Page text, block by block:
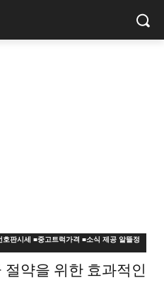
판시세 ■중고트럭가격 ■소식 제공 알뜰정
약을 위한 효과적인